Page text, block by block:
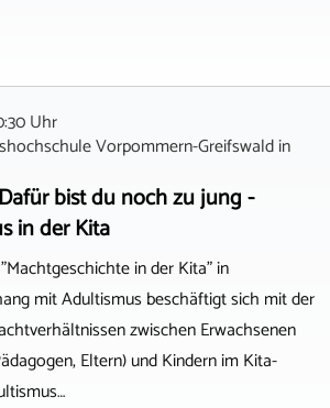
Uhr
Vorpommern-Greifswaldin
bist du noch zu jung -
in der Kita
in der Kita" in
mit Adultismus beschäftigt sich mit der
zwischen Erwachsenen
Eltern) und Kindern im Kita-